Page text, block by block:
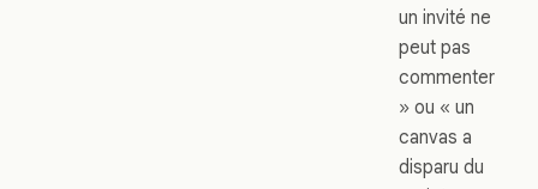
un invité ne
peut pas
commenter
» ou « un
canvas a
disparu du